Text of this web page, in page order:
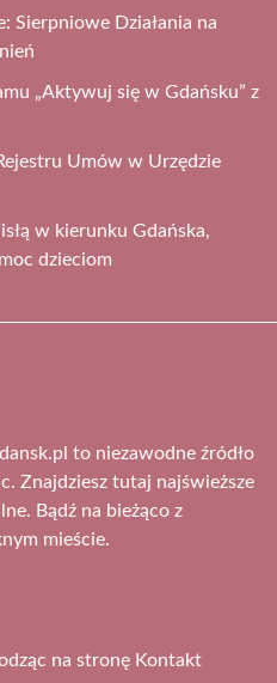
Sierpniowe Działania na
„Aktywuj się w Gdańsku” z
Umów w Urzędzie
w kierunku Gdańska,
dzieciom
to niezawodne źródło
Znajdziesz tutaj najświeższe
Bądź na bieżąco z
mieście.
na stronę Kontakt